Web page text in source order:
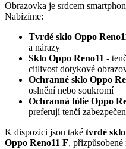
Obrazovka je srdcem
Nabízíme:
Tvrdé sklo Oppo
a nárazy
Sklo Oppo Reno11 -
citlivost dotykové
Ochranné sklo Oppo
oslnění nebo soukromí
Ochranná fólie Oppo
preferují tenčí
K dispozici jsou také tvrdé
Oppo Reno11 F,